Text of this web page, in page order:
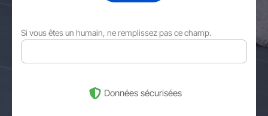
Si vous êtes un humain, ne remplissez pas ce champ.
Données sécurisées